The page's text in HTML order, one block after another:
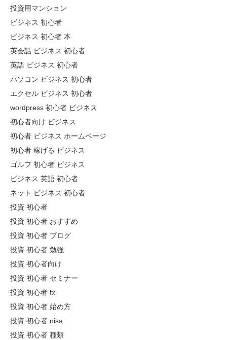
投資用マンション
ビジネス 初心者
ビジネス 初心者 本
英会話 ビジネス 初心者
英語 ビジネス 初心者
パソコン ビジネス 初心者
エクセル ビジネス 初心者
wordpress 初心者 ビジネス
初心者向け ビジネス
初心者 ビジネス ホームページ
初心者 稼げる ビジネス
ゴルフ 初心者 ビジネス
ビジネス 英語 初心者
ネット ビジネス 初心者
投資 初心者
投資 初心者 おすすめ
投資 初心者 ブログ
投資 初心者 勉強
投資 初心者向け
投資 初心者 セミナー
投資 初心者 fx
投資 初心者 始め方
投資 初心者 nisa
投資 初心者 種類